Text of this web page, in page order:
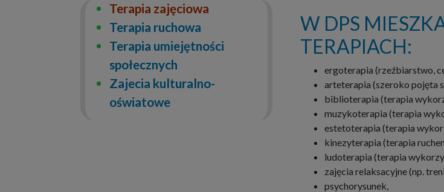
Terapia zajęciowa
Terapia ruchowa
Terapia umiejętności
społecznych
Zajecia kulturalno-
oświatowe
W DPS
TERAPIACH:
ergoterapia (rzeźbiarstwo,
arteterapia (szeroko pojęta
biblioterapia (terapia
muzykoterapia (terapia
estetoterapia (terapia
kinezyterapia (terapia
ludoterapia (terapia
zajęcia relaksacyjne (np.
psychorysunek,